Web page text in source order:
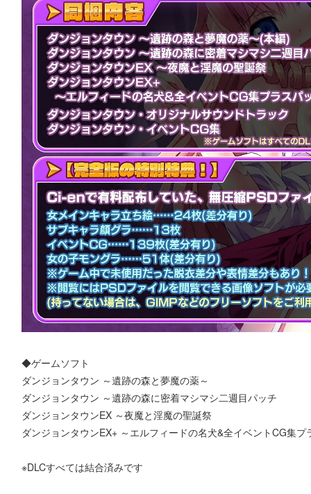
◆ゲームソフト
ダンジョンタウン ～遺跡の森と夢魔の薬～
ダンジョンタウン ～遺跡の森に密着マシマシ二週目パッチ
ダンジョンタウンEX ～夜魔と淫魔の聖誕祭
ダンジョンタウンEX+ ～エルフィードの名犬&全イベントCG集プ
※DLCすべては結合済みです